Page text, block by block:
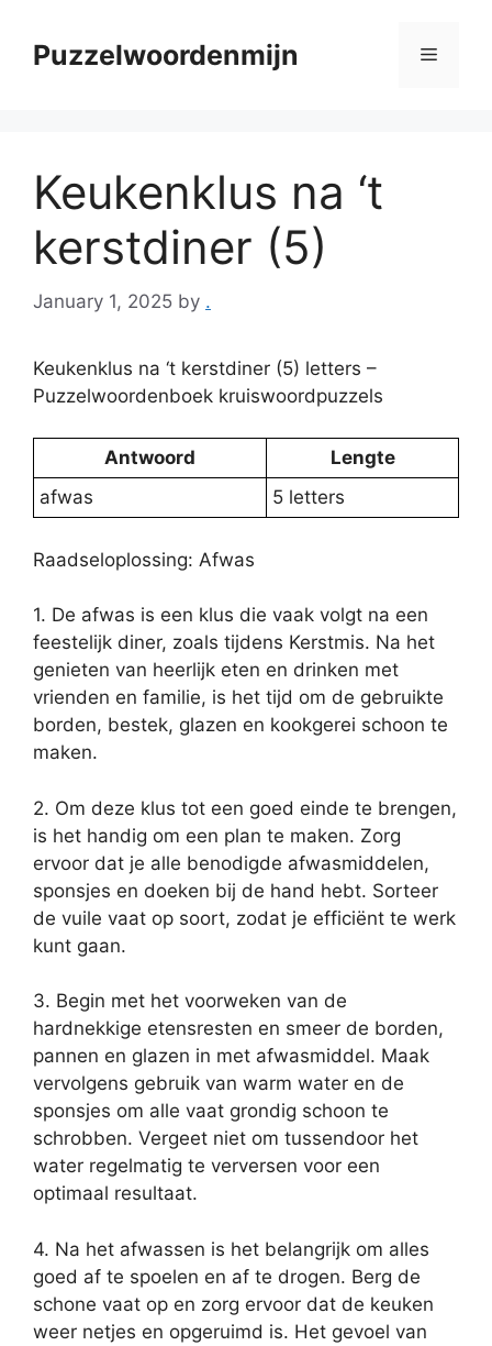
contentPuzzelwoordenmijn Menu
Keukenklus na ‘t
kerstdiner (5)
January 1, 2025 by .
Keukenklus na ‘t kerstdiner (5) letters –
Puzzelwoordenboek kruiswoordpuzzels
Antwoord
Lengte
afwas
5 letters
Raadseloplossing: Afwas
1. De afwas is een klus die vaak volgt na een
feestelijk diner, zoals tijdens Kerstmis. Na het
genieten van heerlijk eten en drinken met
vrienden en familie, is het tijd om de gebruikte
borden, bestek, glazen en kookgerei schoon te
maken.
2. Om deze klus tot een goed einde te brengen,
is het handig om een plan te maken. Zorg
ervoor dat je alle benodigde afwasmiddelen,
sponsjes en doeken bij de hand hebt. Sorteer
de vuile vaat op soort, zodat je efficiënt te werk
kunt gaan.
3. Begin met het voorweken van de
hardnekkige etensresten en smeer de borden,
pannen en glazen in met afwasmiddel. Maak
vervolgens gebruik van warm water en de
sponsjes om alle vaat grondig schoon te
schrobben. Vergeet niet om tussendoor het
water regelmatig te verversen voor een
optimaal resultaat.
4. Na het afwassen is het belangrijk om alles
goed af te spoelen en af te drogen. Berg de
schone vaat op en zorg ervoor dat de keuken
weer netjes en opgeruimd is. Het gevoel van